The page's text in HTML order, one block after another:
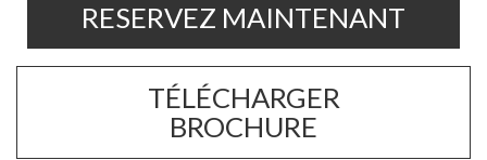
RESERVEZ MAINTENANT
TÉLÉCHARGER
BROCHURE